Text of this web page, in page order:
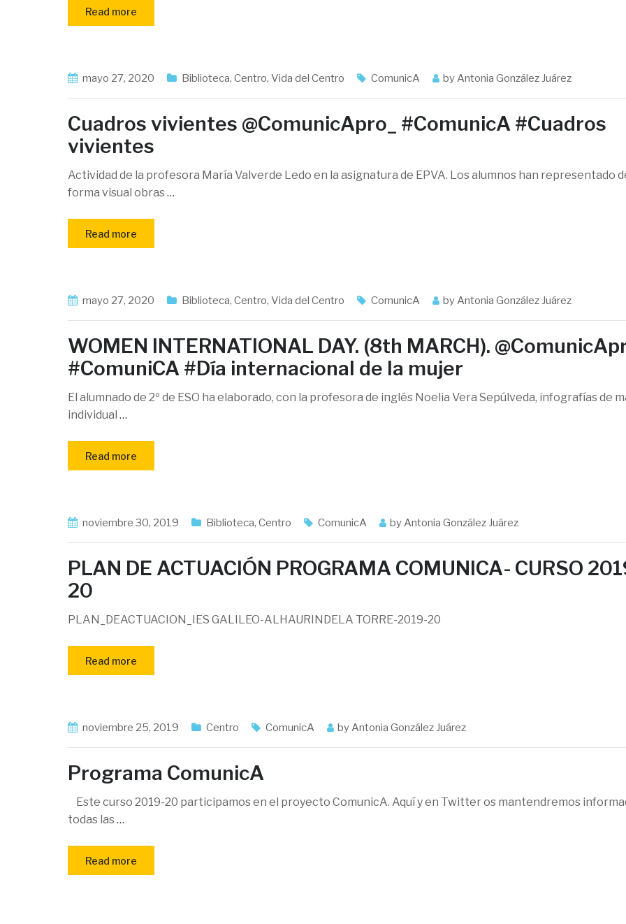
Read more
mayo 27, 2020 Biblioteca, Centro, Vida del Centro ComunicA byAntonia González Juárez
Cuadros vivientes @ComunicApro_ #ComunicA #Cuadros
vivientes
Actividad de la profesora María Valverde Ledo en la asignatura de EPVA. Los alumnos han representado
forma visual obras …
Read more
mayo 27, 2020 Biblioteca, Centro, Vida del Centro ComunicA byAntonia González Juárez
WOMEN INTERNATIONAL DAY. (8th MARCH).
#ComuniCA #Día internacional de la mujer
El alumnado de 2º de ESO ha elaborado, con la profesora de inglés Noelia Vera Sepúlveda, infografías de
individual …
Read more
noviembre 30, 2019 Biblioteca, Centro ComunicA byAntonia González Juárez
PLAN DE ACTUACIÓN PROGRAMA COMUNICA- CURSO
20
PLAN_DEACTUACION_IES GALILEO-ALHAURINDELA TORRE-2019-20
Read more
noviembre 25, 2019 Centro ComunicA byAntonia González Juárez
Programa ComunicA
Este curso 2019-20 participamos en el proyecto ComunicA. Aquí y en Twitter os mantendremos
todas las …
Read more